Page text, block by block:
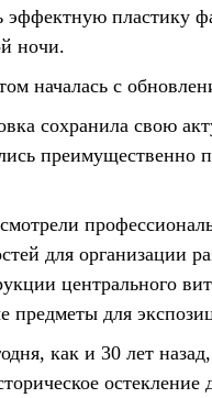
эффектную пластику
ночи.
началась с
сохранила свою
для организации
центрального
предметы для
как и 30 лет